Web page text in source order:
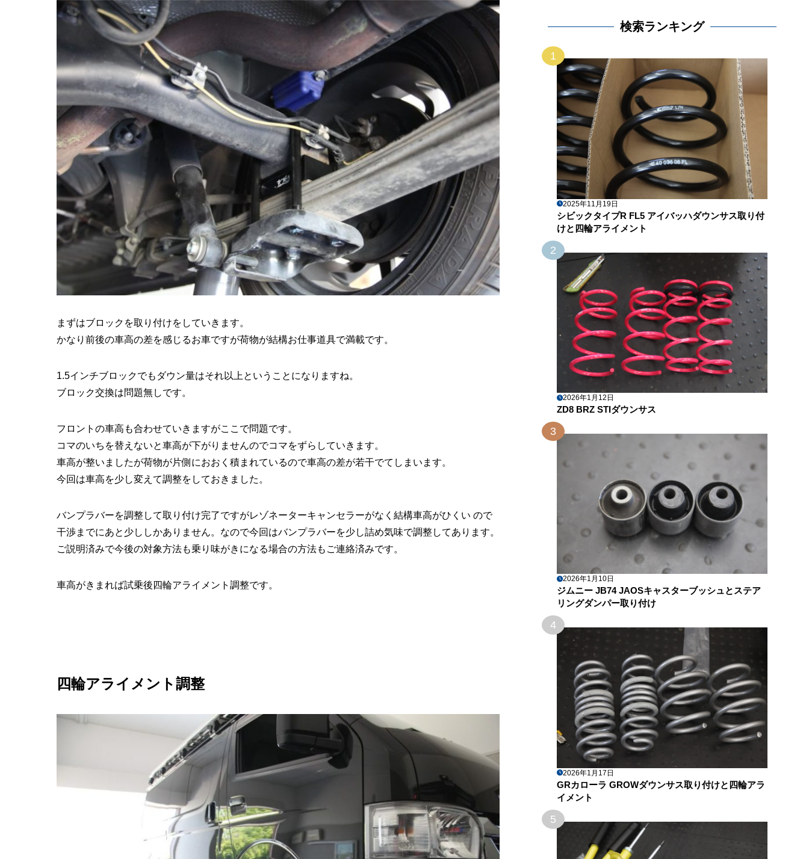
まずはブロックを取り付けをしていきます。
かなり前後の車高の差を感じるお車ですが荷物が結構お仕事道具で満載です。
1.5インチブロックでもダウン量はそれ以上ということになりますね。
ブロック交換は問題無しです。
フロントの車高も合わせていきますがここで問題です。
コマのいちを替えないと車高が下がりませんのでコマをずらしていきます。
車高が整いましたが荷物が片側におおく積まれているので車高の差が若干でてしまいます。
今回は車高を少し変えて調整をしておきました。
バンプラバーを調整して取り付け完了ですがレゾネーターキャンセラーがなく結構車高がひくい ので
干渉までにあと少ししかありません。なので今回はバンプラバーを少し詰め気味で調整してあります。
ご説明済みで今後の対象方法も乗り味がきになる場合の方法もご連絡済みです。
車高がきまれば試乗後四輪アライメント調整です。
四輪アライメント調整
検索ランキング
1
2025年11月19日
シビックタイプR FL5 アイバッハダウンサス取り付
けと四輪アライメント
2
2026年1月12日
ZD8 BRZ STIダウンサス
3
2026年1月10日
ジムニー JB74 JAOSキャスターブッシュとステア
リングダンパー取り付け
4
2026年1月17日
GRカローラ GROWダウンサス取り付けと四輪アラ
イメント
5